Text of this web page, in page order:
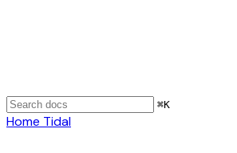
⌘K
Home Tidal